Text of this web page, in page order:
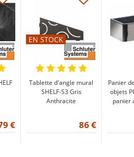
€
EN STOCK
Tablette d'angle mural
SHELF-S3 Gris
Anthracite
86 €
Panier
objets
panier